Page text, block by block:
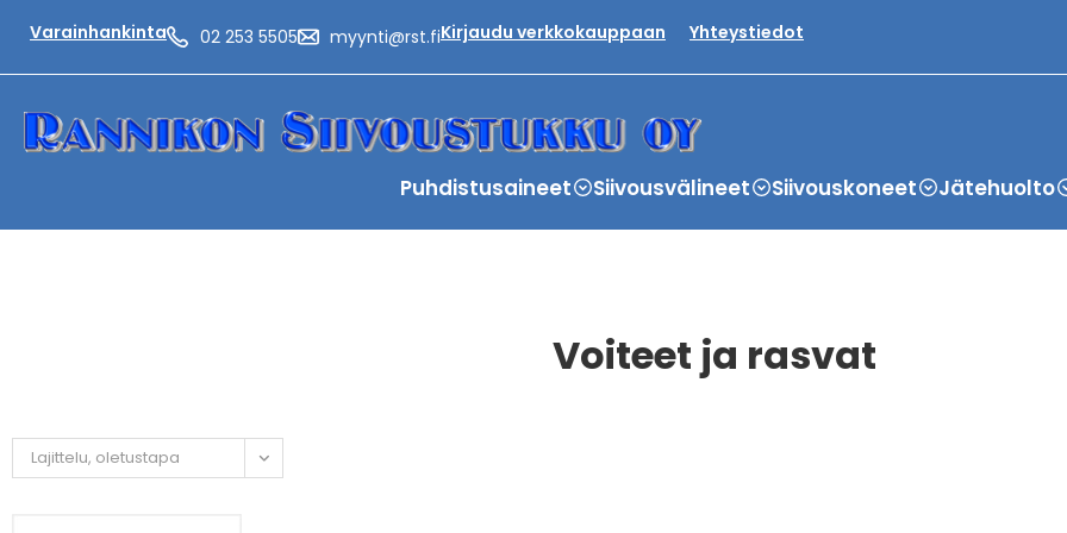
Varainhankinta 02 253 5505 myynti@rst.fiKirjaudu verkkokauppaan Yhteystiedot
Puhdistusaineet Siivousvälineet Siivouskoneet Jätehuolto
Voiteet ja rasvat
Lajittelu, oletustapa